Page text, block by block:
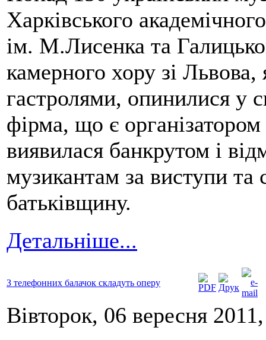
Харківського
ім. М.Лисенка та
камерного хору зі
гастролями, опинилися у
фірма, що є
виявилася банкрутом і
музикантам за виступи та
батьківщину.
Детальніше...
З телефонних балачок складуть оперу
Вівторок, 06 вересня